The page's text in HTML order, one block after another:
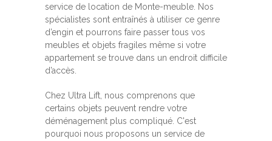
service de location de Monte-meuble. Nos
spécialistes sont entraînés à utiliser ce genre
d’engin et pourrons faire passer tous vos
meubles et objets fragiles même si votre
appartement se trouve dans un endroit difficile
d’accès.
Chez Ultra Lift, nous comprenons que
certains objets peuvent rendre votre
déménagement plus compliqué. C'est
pourquoi nous proposons un service de